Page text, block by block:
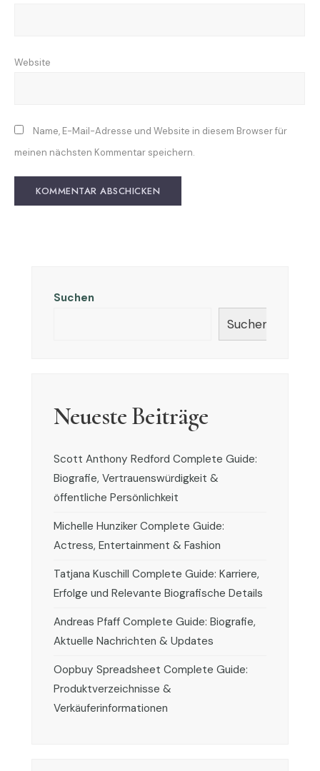
Website
Name, E-Mail-Adresse und Website in diesem Browser für
meinen nächsten Kommentar speichern.
Suchen
Suchen
Neueste Beiträge
Scott Anthony Redford Complete Guide:
Biografie, Vertrauenswürdigkeit &
öffentliche Persönlichkeit
Michelle Hunziker Complete Guide:
Actress, Entertainment & Fashion
Tatjana Kuschill Complete Guide: Karriere,
Erfolge und Relevante Biografische Details
Andreas Pfaff Complete Guide: Biografie,
Aktuelle Nachrichten & Updates
Oopbuy Spreadsheet Complete Guide:
Produktverzeichnisse &
Verkäuferinformationen